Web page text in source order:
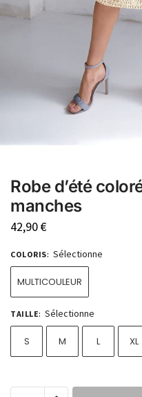
Robe d’été
manches
42,90€
COLORIS: Sélectionne
MULTICOULEUR
TAILLE: Sélectionne
S M L XL